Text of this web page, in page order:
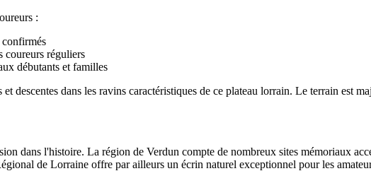
:
coureurs réguliers
débutants et familles
descentes dans les ravins caractéristiques de ce plateau lorrain. Le terrain est
dans l'histoire. La région de Verdun compte de nombreux sites mémoriaux
de Lorraine offre par ailleurs un écrin naturel exceptionnel pour les